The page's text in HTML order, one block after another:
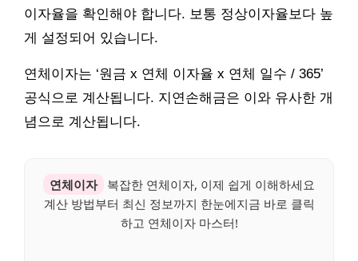
이자율을 확인해야 합니다. 보통 정상이자율보다 높
게 설정되어 있습니다.
연체이자는 ‘원금 x 연체 이자율 x 연체 일수 / 365’
공식으로 계산됩니다. 지연손해금은 이와 유사한 개
념으로 계산됩니다.
연체이자
복잡한 연체이자, 이제 쉽게 이해하세요
계산 방법부터 최신 정보까지 한눈에지금 바로 클릭
하고 연체이자 마스터!